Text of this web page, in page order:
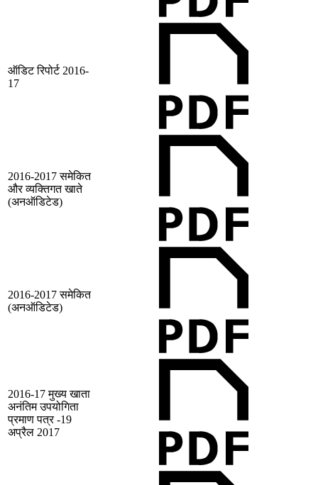
ऑडिट रिपोर्ट 2016-
17
2016-2017 समेकित
और व्‍यक्तिगत खाते
(अनऑडिटेड)
2016-2017 समेकित
(अनऑडिटेड)
2016-17 मुख्‍य खाता
अनंतिम उपयोगिता
प्रमाण पत्र -19
अप्रैल 2017